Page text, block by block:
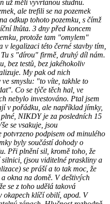
už měli vyvrtanou studnu.
ale trefili se na pozemek
odkup tohoto pozemku, s čímž
lhůta. 3 dny před koncem
protože tam "omylem"
legalizaci této černé stavby tím,
s "dírou" firmě, druhý díl nám.
bez testů, bez jakéhokoliv
My pak od nich
ve smyslu: "to víte, takhle to
Co se týče těch hal, ve
nebylo investováno. Ptal jsem
v pořádku, ale například jímky,
NIKDY je za posledních 15
se vsakuje, jsou
potvrzeno podpisem od minulého
byly součástí dohody o
Při plnění sil, kromě toho, že
(jsou viditelné praskliny a
se práší a to tak moc, že
okna na domě. V deštivých
se z toho udělá taková
okapech klíčí obilí, apod. V